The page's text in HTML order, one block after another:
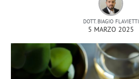
DOTT. BIAGIO FLAVIETTI
5 MARZO 2025